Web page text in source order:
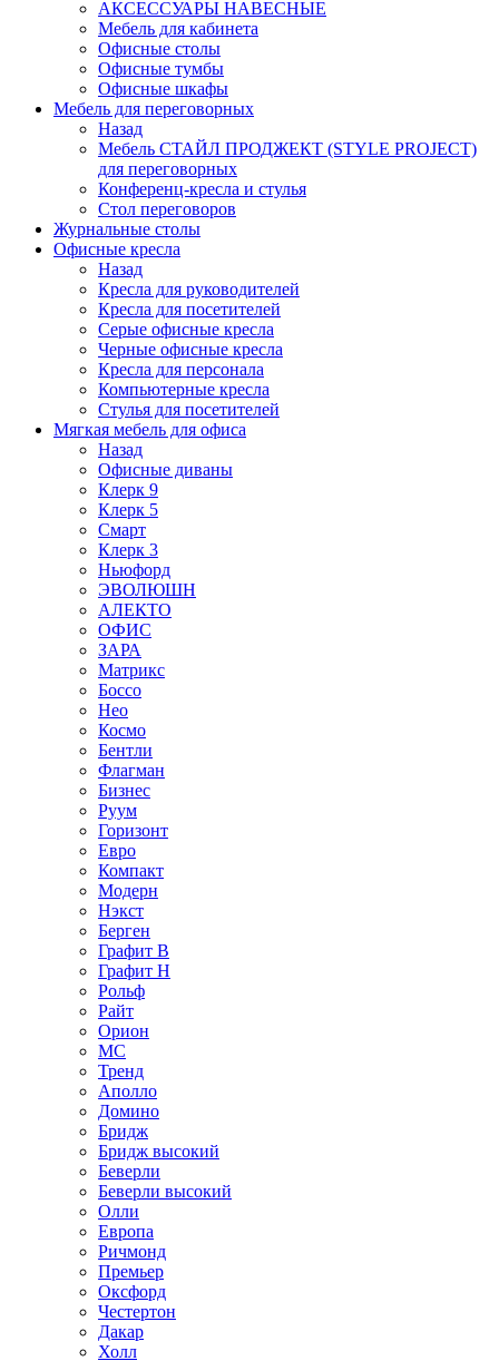
АКСЕССУАРЫ НАВЕСНЫЕ
Мебель для кабинета
Офисные столы
Офисные тумбы
Офисные шкафы
Мебель для переговорных
Назад
Мебель СТАЙЛ ПРОДЖЕКТ (STYLE PROJECT)
для переговорных
Конференц-кресла и стулья
Стол переговоров
Журнальные столы
Офисные кресла
Назад
Кресла для руководителей
Кресла для посетителей
Серые офисные кресла
Черные офисные кресла
Кресла для персонала
Компьютерные кресла
Стулья для посетителей
Мягкая мебель для офиса
Назад
Офисные диваны
Клерк 9
Клерк 5
Смарт
Клерк 3
Ньюфорд
ЭВОЛЮШН
АЛЕКТО
ОФИС
ЗАРА
Матрикс
Боссо
Нео
Космо
Бентли
Флагман
Бизнес
Руум
Горизонт
Евро
Компакт
Модерн
Нэкст
Берген
Графит В
Графит Н
Рольф
Райт
Орион
МС
Тренд
Аполло
Домино
Бридж
Бридж высокий
Беверли
Беверли высокий
Олли
Европа
Ричмонд
Премьер
Оксфорд
Честертон
Дакар
Холл